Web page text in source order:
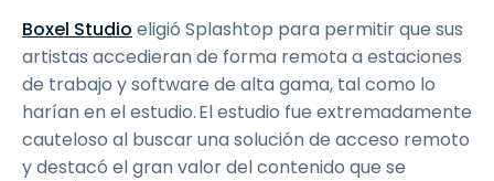
Boxel Studio eligió Splashtop para permitir que sus
artistas accedieran de forma remota a estaciones
de trabajo y software de alta gama, tal como lo
harían en el estudio. El estudio fue extremadamente
cauteloso al buscar una solución de acceso remoto
y destacó el gran valor del contenido que se